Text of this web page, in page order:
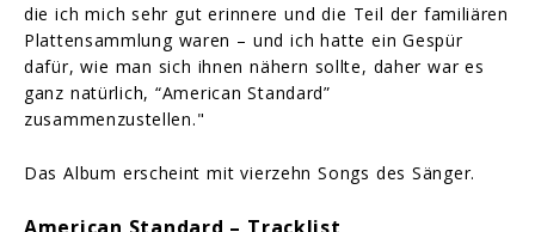
die ich mich sehr gut erinnere und die Teil der familiären
Plattensammlung waren – und ich hatte ein Gespür
dafür, wie man sich ihnen nähern sollte, daher war es
ganz natürlich, “American Standard”
zusammenzustellen."
Das Album erscheint mit vierzehn Songs des Sänger.